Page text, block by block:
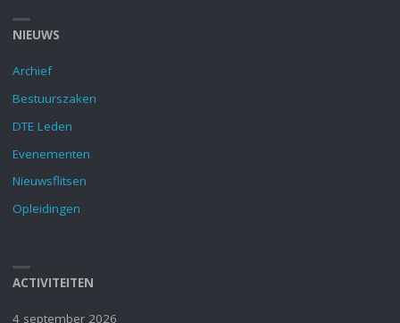
NIEUWS
Archief
Bestuurszaken
DTE Leden
Evenementen
Nieuwsflitsen
Opleidingen
ACTIVITEITEN
4 september 2026